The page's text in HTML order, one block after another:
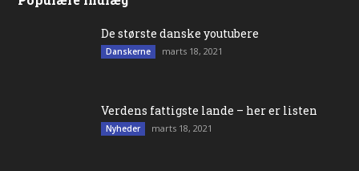
De største danske youtubere
Danskerne marts 18, 2021
Verdens fattigste lande – her er listen
Nyheder marts 18, 2021